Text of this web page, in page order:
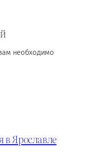
необходимо
в Ярославле